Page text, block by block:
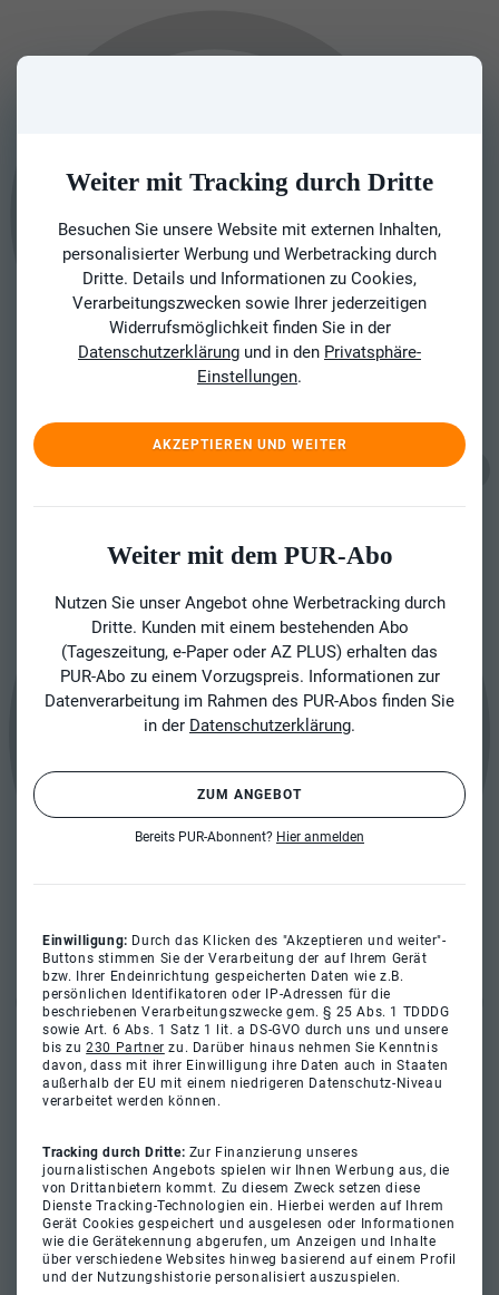
Weiter mit Tracking durch Dritte
Besuchen Sie unsere Website mit externen Inhalten,
personalisierter Werbung und Werbetracking durch
Dritte. Details und Informationen zu Cookies,
Verarbeitungszwecken sowie Ihrer jederzeitigen
Widerrufsmöglichkeit finden Sie in der
Datenschutzerklärung und in den Privatsphäre-
Einstellungen.
AKZEPTIEREN UND WEITER
Weiter mit dem PUR-Abo
Nutzen Sie unser Angebot ohne Werbetracking durch
Dritte. Kunden mit einem bestehenden Abo
(Tageszeitung, e-Paper oder AZ PLUS) erhalten das
PUR-Abo zu einem Vorzugspreis. Informationen zur
Datenverarbeitung im Rahmen des PUR-Abos finden Sie
in der Datenschutzerklärung.
ZUM ANGEBOT
Bereits PUR-Abonnent? Hier anmelden
Einwilligung: Durch das Klicken des "Akzeptieren und weiter"-
Buttons stimmen Sie der Verarbeitung der auf Ihrem Gerät
bzw. Ihrer Endeinrichtung gespeicherten Daten wie z.B.
persönlichen Identifikatoren oder IP-Adressen für die
beschriebenen Verarbeitungszwecke gem. § 25 Abs. 1 TDDDG
sowie Art. 6 Abs. 1 Satz 1 lit. a DS-GVO durch uns und unsere
bis zu230 Partner zu. Darüber hinaus nehmen Sie Kenntnis
davon, dass mit ihrer Einwilligung ihre Daten auch in Staaten
außerhalb der EU mit einem niedrigeren Datenschutz-Niveau
verarbeitet werden können.
Tracking durch Dritte: Zur Finanzierung unseres
journalistischen Angebots spielen wir Ihnen Werbung aus, die
von Drittanbietern kommt. Zu diesem Zweck setzen diese
Dienste Tracking-Technologien ein. Hierbei werden auf Ihrem
Gerät Cookies gespeichert und ausgelesen oder Informationen
wie die Gerätekennung abgerufen, um Anzeigen und Inhalte
über verschiedene Websites hinweg basierend auf einem Profil
und der Nutzungshistorie personalisiert auszuspielen.